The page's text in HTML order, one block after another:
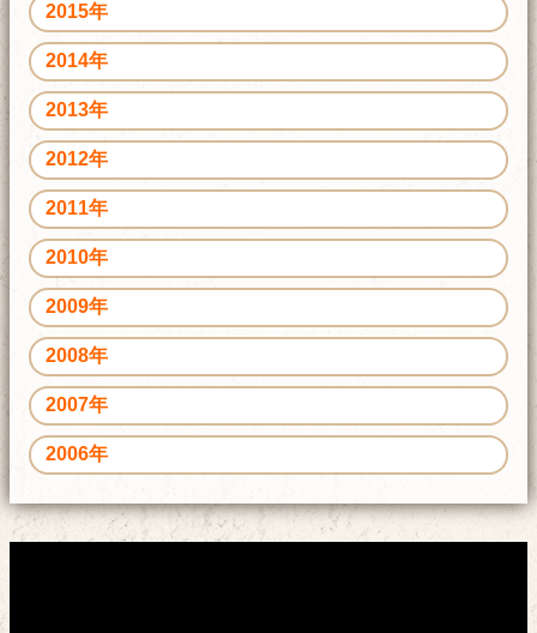
2015年
2014年
2013年
2012年
2011年
2010年
2009年
2008年
2007年
2006年